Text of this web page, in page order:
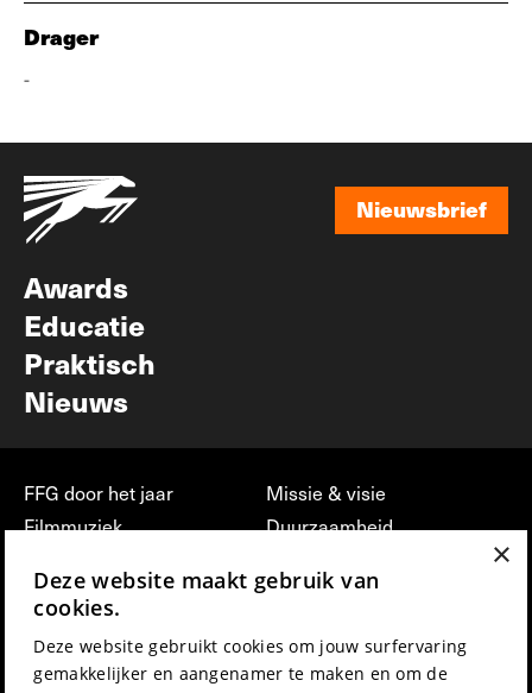
Drager
-
Nieuwsbrief
Awards
Educatie
Praktisch
Nieuws
FFG door het jaar
Filmmuziek
Press & Industry
Film Fest Friends
Missie & visie
Duurzaamheid
vrijwilligerswerk bij FFG
Privacy & Disclaimer
×
Deze website maakt gebruik van
cookies.
Deze website gebruikt cookies om jouw surfervaring
gemakkelijker en aangenamer te maken en om de